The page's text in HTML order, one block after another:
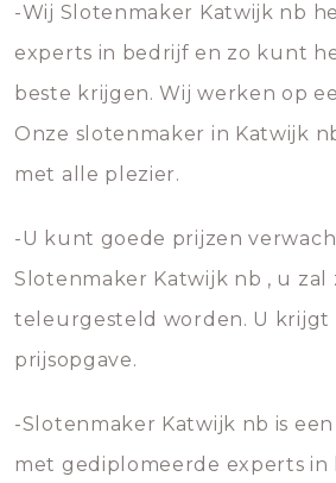
-Wij Slotenmaker Katwijk nb
experts in bedrijf en zo kunt
beste krijgen. Wij werken op
Onze slotenmaker in Katwijk
met alle plezier.
-U kunt goede prijzen
Slotenmaker Katwijk nb , u zal
teleurgesteld worden. U krijgt
prijsopgave.
-Slotenmaker Katwijk nb is
met gediplomeerde experts in